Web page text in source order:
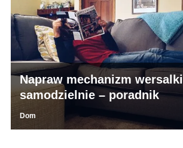
Napraw mechanizm wersalki
samodzielnie – poradnik
Dom